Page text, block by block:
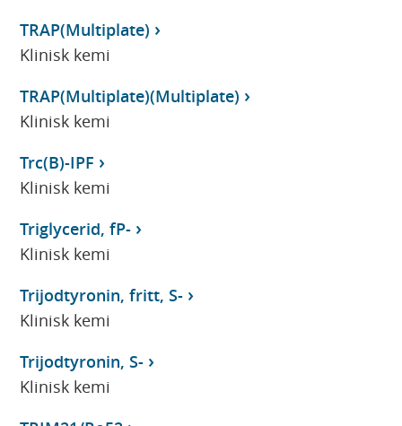
TRAP(Multiplate)
Klinisk kemi
TRAP(Multiplate)(Multiplate)
Klinisk kemi
Trc(B)-IPF
Klinisk kemi
Triglycerid, fP-
Klinisk kemi
Trijodtyronin, fritt, S-
Klinisk kemi
Trijodtyronin, S-
Klinisk kemi